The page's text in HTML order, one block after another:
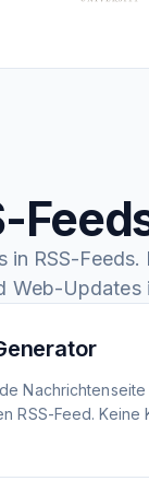
in RSS-
Web-Updates
RSS-Feed. Keine